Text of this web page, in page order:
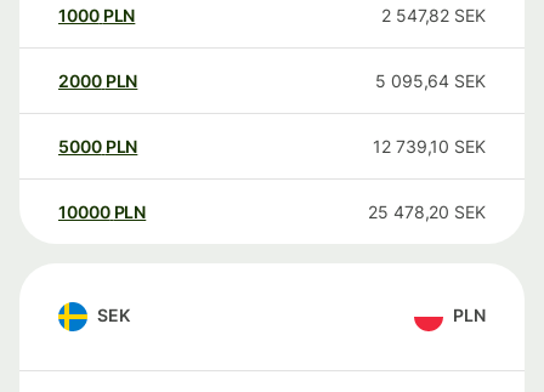
1000 PLN 2 547,82 SEK
2000 PLN 5 095,64 SEK
5000 PLN 12 739,10 SEK
10000 PLN 25 478,20 SEK
SEK PLN